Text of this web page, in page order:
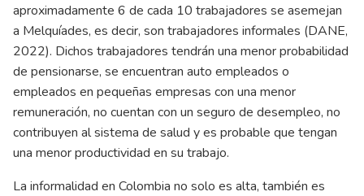
aproximadamente 6 de cada 10 trabajadores se asemejan
a Melquíades, es decir, son trabajadores informales (DANE,
2022). Dichos trabajadores tendrán una menor probabilidad
de pensionarse, se encuentran auto empleados o
empleados en pequeñas empresas con una menor
remuneración, no cuentan con un seguro de desempleo, no
contribuyen al sistema de salud y es probable que tengan
una menor productividad en su trabajo.
La informalidad en Colombia no solo es alta, también es